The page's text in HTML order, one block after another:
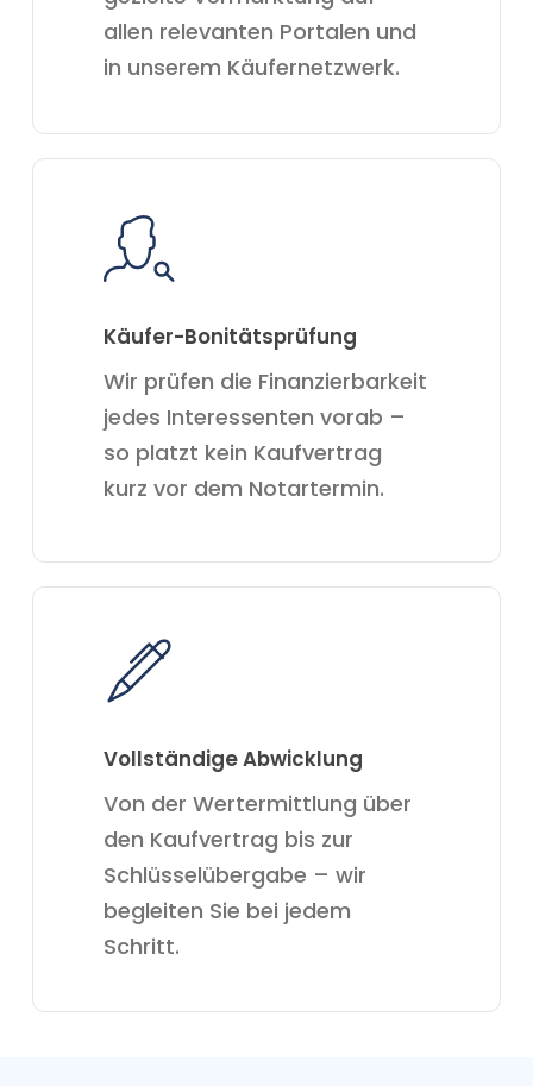
allen relevanten Portalen und
in unserem Käufernetzwerk.
Käufer-Bonitätsprüfung
Wir prüfen die Finanzierbarkeit
jedes Interessenten vorab –
so platzt kein Kaufvertrag
kurz vor dem Notartermin.
Vollständige Abwicklung
Von der Wertermittlung über
den Kaufvertrag bis zur
Schlüsselübergabe – wir
begleiten Sie bei jedem
Schritt.